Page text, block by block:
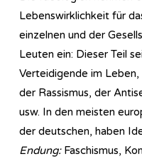
Lebenswirklichkeit für
einzelnen und der
Leuten ein: Dieser Teil
Verteidigende im
der Rassismus, der
usw. In den meisten
der deutschen, haben
Endung:Faschismus,